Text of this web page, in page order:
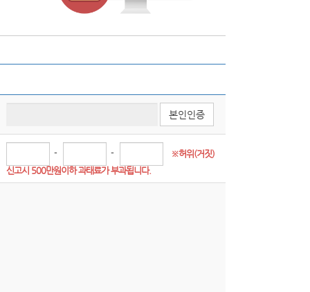
본인인증
- -
※허위(거짓)
신고시 500만원이하 과태료가 부과됩니다.